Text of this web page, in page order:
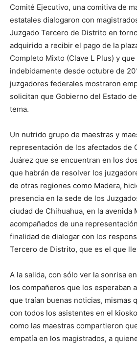
Comité Ejecutivo, una comitiva de
estatales dialogaron con
Juzgado Tercero de Distrito en
adquirido a recibir el pago de la
Completo Mixto (Clave L Plus) y
indebidamente desde octubre de
juzgadores federales mostraron
solicitan que Gobierno del Estado
tema.
Un nutrido grupo de maestras y
representación de los afectados de
Juárez que se encuentran en los
que habrán de resolver los
de otras regiones como Madera,
presencia en la sede de los
ciudad de Chihuahua, en la avenida
acompañados de una
finalidad de dialogar con los
Tercero de Distrito, que es el que
A la salida, con sólo ver la sonrisa
los compañeros que los esperaban
que traían buenas noticias, mismas
con todos los asistentes en el
como las maestras compartieron
empatía en los magistrados, a